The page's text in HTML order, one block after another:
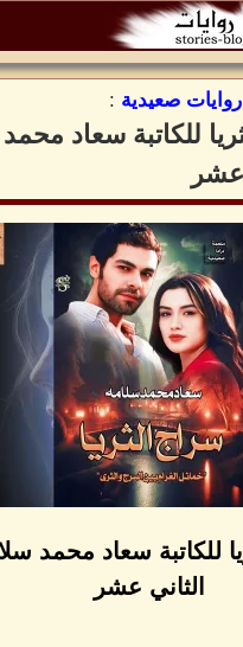
روايات صعيدية :
للكاتبة سعاد
عشر
للكاتبة سعاد محمد
الثاني عشر